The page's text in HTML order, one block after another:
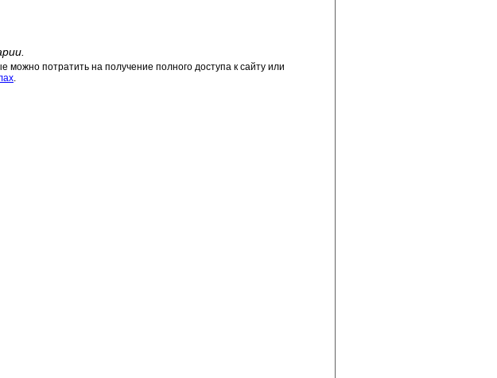
потратить на получение полного доступа к сайту или
.